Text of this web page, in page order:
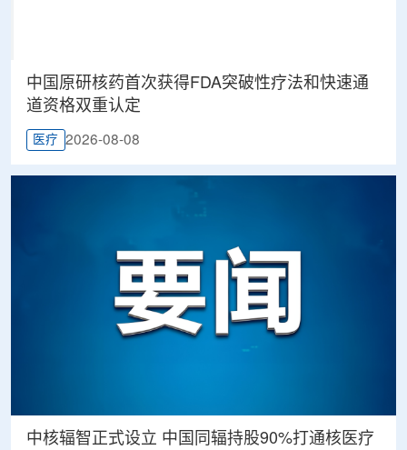
中国原研核药首次获得FDA突破性疗法和快速通
道资格双重认定
医疗 2026-08-08
中核辐智正式设立 中国同辐持股90%打通核医疗